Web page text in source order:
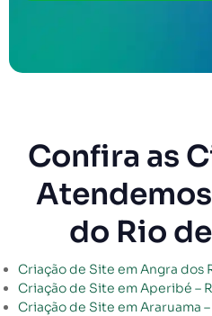
Confira as
do Rio
Criação de Site em Angra dos
Criação de Site em Aperibé –
Criação de Site em Araruama –